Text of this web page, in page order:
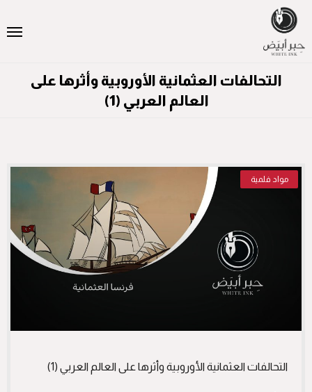
التحالفات العثمانية الأوروبية وأثرها على
العالم العربي (1)
مواد فلمية
التحالفات العثمانية الأوروبية وأثرها على العالم العربي (1)